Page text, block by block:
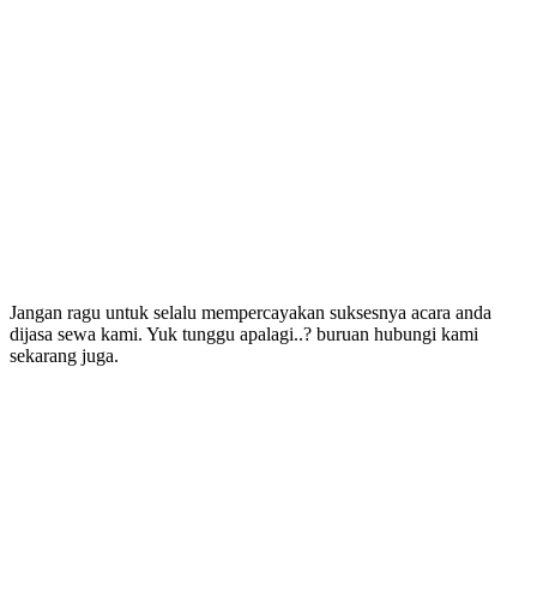
Jangan ragu untuk selalu mempercayakan suksesnya acara anda
dijasa sewa kami. Yuk tunggu apalagi..? buruan hubungi kami
sekarang juga.